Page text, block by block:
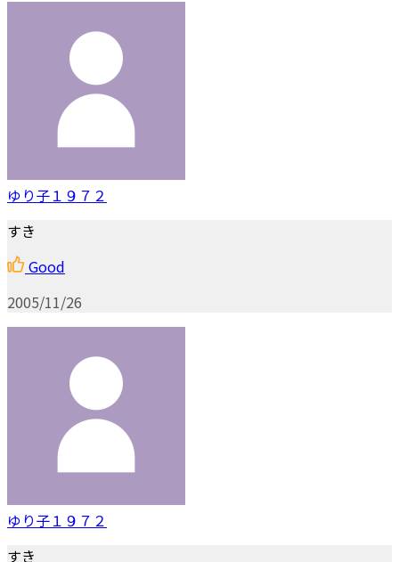
ゆり子１９７２
すき
Good
2005/11/26
ゆり子１９７２
すき